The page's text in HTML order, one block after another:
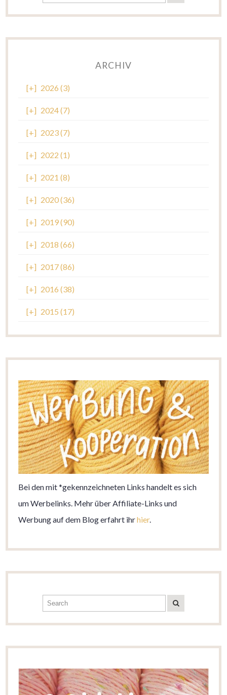
ARCHIV
[+] 2026 (3)
[+] 2024 (7)
[+] 2023 (7)
[+] 2022 (1)
[+] 2021 (8)
[+] 2020 (36)
[+] 2019 (90)
[+] 2018 (66)
[+] 2017 (86)
[+] 2016 (38)
[+] 2015 (17)
Bei den mit *gekennzeichneten Links handelt es sich
um Werbelinks. Mehr über Affiliate-Links und
Werbung auf dem Blog erfahrt ihrhier.